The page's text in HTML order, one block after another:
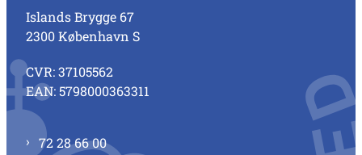
Islands Brygge 67
2300 København S
CVR: 37105562
EAN: 5798000363311
72 28 66 00